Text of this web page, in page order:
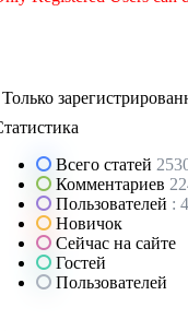
Только
Всего статей
Комментариев
Пользователей :
Новичок
Сейчас на сайте
Гостей
Пользователей